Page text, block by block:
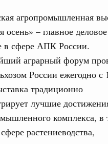
агропромышленная
осень» – главное деловое
в сфере АПК России.
аграрный форум
России ежегодно с
традиционно
лучшие
комплекса, в
растениеводства,
объектам,
для
Сергей Кравцов и
Гуров
открытий»
союз.